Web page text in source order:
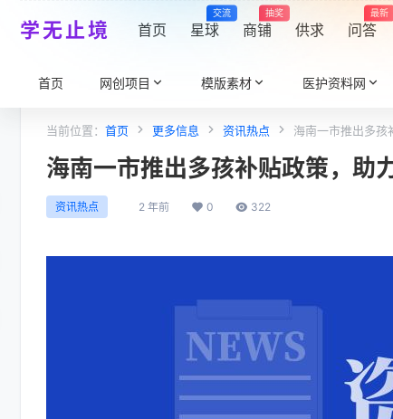
学无止境 首页 星球
交流
商铺
抽奖
供求 问答
最新
首页 网创项目 模版素材 医护资料网
当前位置： 首页 更多信息 资讯热点 海南一市推出多孩
海南一市推出多孩补贴政策，助
资讯热点 2 年前 0 322